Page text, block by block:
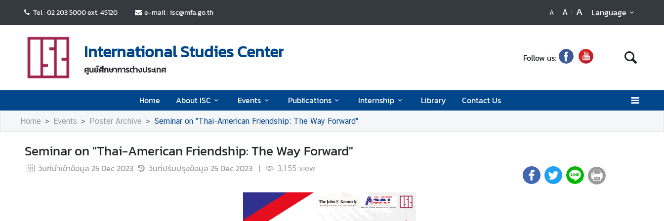
Tel : 02 203 5000 ext. 45120 e-mail : isc@mfa.go.th A A A Language
International Studies Center
ศูนย์ศึกษาการต่างประเทศ
Follow us:
Home About ISC Events Publications Internship Library Contact Us
H
A
o
u
I
C
Home Events Poster Archive Seminar on "Thai-American Friendship: The Way Forward"
Seminar on "Thai-American Friendship: The Way Forward"
วันที่นำเข้าข้อมูล 25 Dec 2023 วันที่ปรับปรุงข้อมูล 25 Dec 2023 | 3,155 view